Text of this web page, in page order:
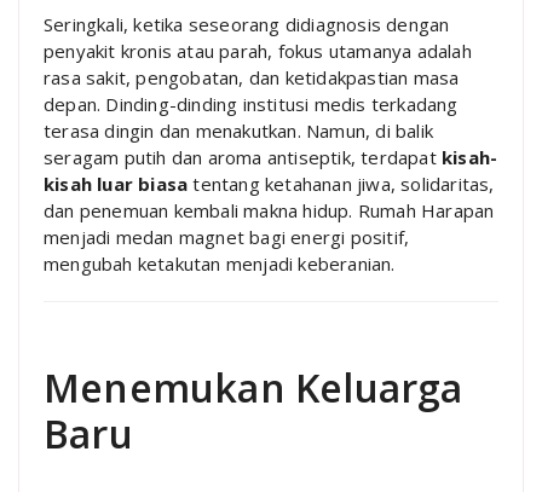
Seringkali, ketika seseorang didiagnosis dengan
penyakit kronis atau parah, fokus utamanya adalah
rasa sakit, pengobatan, dan ketidakpastian masa
depan. Dinding-dinding institusi medis terkadang
terasa dingin dan menakutkan. Namun, di balik
seragam putih dan aroma antiseptik, terdapat kisah-
kisah luar biasa tentang ketahanan jiwa, solidaritas,
dan penemuan kembali makna hidup. Rumah Harapan
menjadi medan magnet bagi energi positif,
mengubah ketakutan menjadi keberanian.
Menemukan Keluarga
Baru